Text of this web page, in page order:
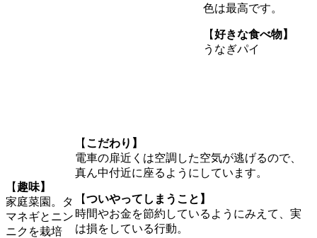
色は最高です。
【好きな食べ物】
うなぎパイ
【 趣味】
家庭菜園。タ
マネギとニン
ニクを栽培
【 こだわり】
電車の扉近くは空調した空気が逃げるので、
真ん中付近に座るようにしています。
【ついやってしまうこと】
時間やお金を節約しているようにみえて、実
は損をしている行動。